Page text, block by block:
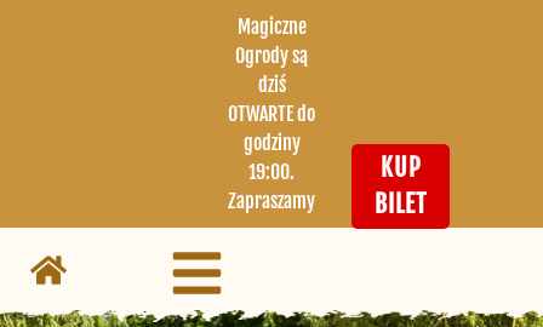
Magiczne
Ogrody są
dziś
OTWARTE do
godziny
19:00.
Zapraszamy
KUP
BILET